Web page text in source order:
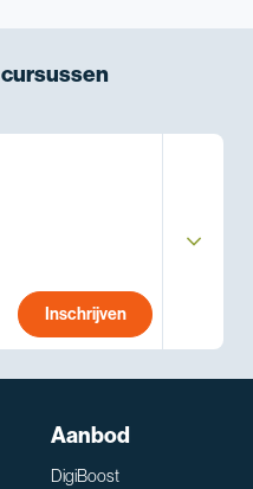
cursussen
Inschrijven
Aanbod
DigiBoost